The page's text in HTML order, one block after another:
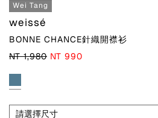
Wei Tang
weissé
BONNE CHANCE針織開襟衫
NT 1,980 NT 990